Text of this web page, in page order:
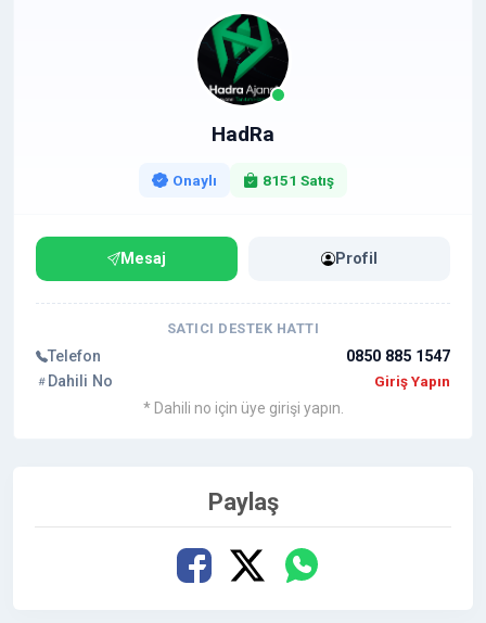
HadRa
Onaylı 8151 Satış
Mesaj Profil
SATICI DESTEK HATTI
Telefon
0850 885 1547
Dahili No
Giriş Yapın
* Dahili no için üye girişi yapın.
Paylaş